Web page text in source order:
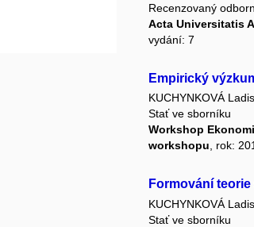
Recenzovaný
Acta Universitatis
vydání: 7
Empirický
KUCHYNKOVÁ
Stať ve sborníku
Workshop
workshopu, rok:
Formování
KUCHYNKOVÁ
Stať ve sborníku